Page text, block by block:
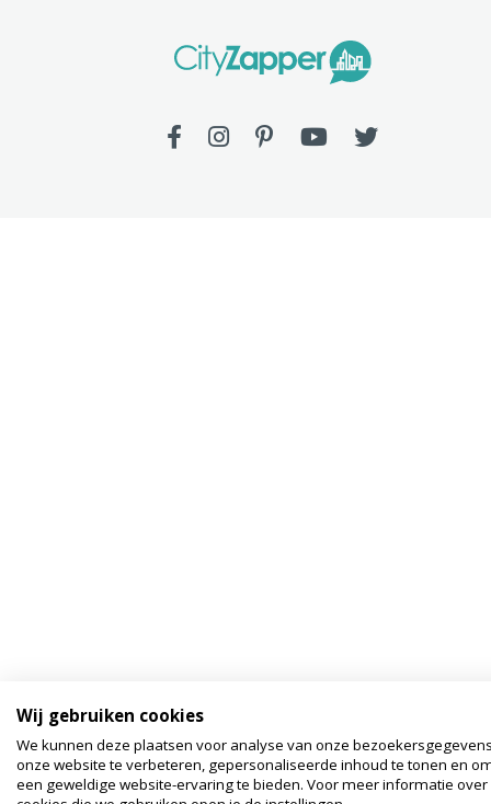
Wij gebruiken cookies
We kunnen deze plaatsen voor analyse van onze
onze website te verbeteren, gepersonaliseerde inhoud te tonen en
een geweldige website-ervaring te bieden. Voor meer informatie over